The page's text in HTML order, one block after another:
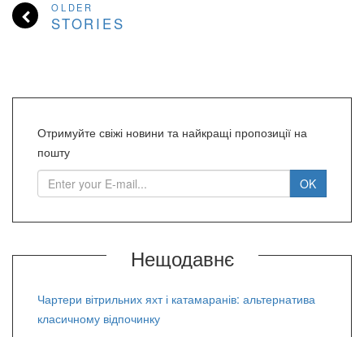
OLDER
STORIES
Отримуйте свіжі новини та найкращі пропозиції на
пошту
Нещодавнє
Чартери вітрильних яхт і катамаранів: альтернатива
класичному відпочинку